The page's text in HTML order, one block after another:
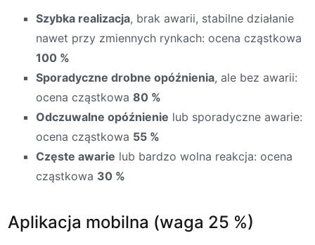
Szybka realizacja, brak awarii, stabilne działanie
nawet przy zmiennych rynkach: ocena cząstkowa
100 %
Sporadyczne drobne opóźnienia, ale bez awarii:
ocena cząstkowa 80 %
Odczuwalne opóźnienie lub sporadyczne awarie:
ocena cząstkowa 55 %
Częste awarie lub bardzo wolna reakcja: ocena
cząstkowa 30 %
Aplikacja mobilna (waga 25 %)